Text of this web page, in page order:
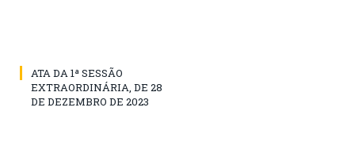
ATA DA 1ª SESSÃO
EXTRAORDINÁRIA, DE 28
DE DEZEMBRO DE 2023